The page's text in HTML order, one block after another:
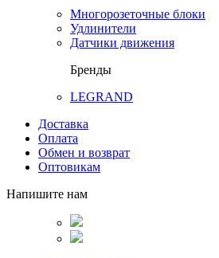
Многорозеточные блоки
Удлинители
Датчики движения
Бренды
LEGRAND
Доставка
Оплата
Обмен и возврат
Оптовикам
Напишите нам